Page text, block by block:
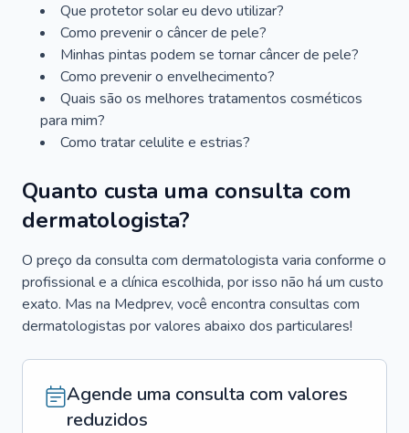
Que protetor solar eu devo utilizar?
Como prevenir o câncer de pele?
Minhas pintas podem se tornar câncer de pele?
Como prevenir o envelhecimento?
Quais são os melhores tratamentos cosméticos
para mim?
Como tratar celulite e estrias?
Quanto custa uma consulta com
dermatologista?
O preço da consulta com dermatologista varia conforme o
profissional e a clínica escolhida, por isso não há um custo
exato. Mas na Medprev, você encontra consultas com
dermatologistas por valores abaixo dos particulares!
Agende uma consulta com valores
reduzidos